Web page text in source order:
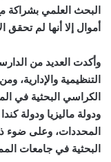
البحث العلمي
أموال إلا أنها لم تحقق
وأكدت العديد من
التنظيمية والإدارية،
الكراسي البحثية في
ودولة ماليزيا ودولة
المحددات، وعلى ضوء
البحثية في جامعات